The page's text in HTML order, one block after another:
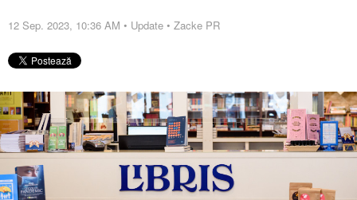
12 Sep. 2023, 10:36 AM • Update • Zacke PR